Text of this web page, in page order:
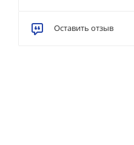
Оставить отзыв